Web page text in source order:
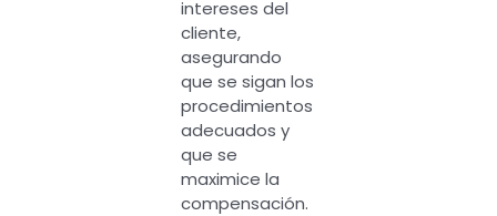
intereses del
cliente,
asegurando
que se sigan los
procedimientos
adecuados y
que se
maximice la
compensación.